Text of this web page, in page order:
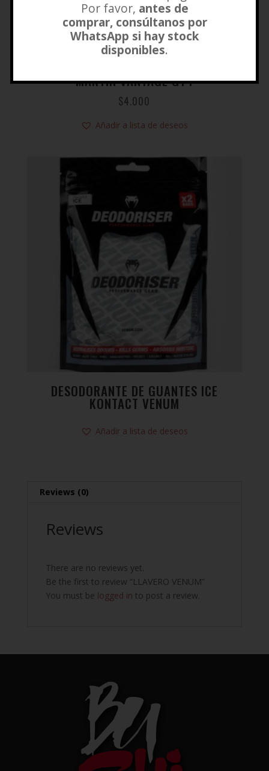
MARTIN VANTAGE GT4
$4.000
Añadir a lista de deseos
DESODORANTE DE GUANTES ICE
KONTACT VENUM
Añadir a lista de deseos
Reviews (0)
Reviews
There are no reviews yet.
Be the first to review “LLAVERO VENUM”
You must be logged in to post a review.
Por favor, antes de
comprar, consúltanos por
WhatsApp si hay stock
disponibles.